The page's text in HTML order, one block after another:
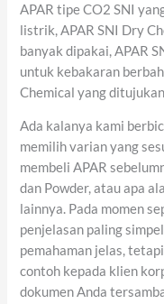
APAR tipe CO2 SNI
listrik, APAR SNI Dry
banyak dipakai, APAR
untuk kebakaran
Chemical yang
Ada kalanya kami
memilih varian yang
membeli APAR
dan Powder, atau apa
lainnya. Pada momen
penjelasan paling
pemahaman jelas,
contoh kepada klien
dokumen Anda